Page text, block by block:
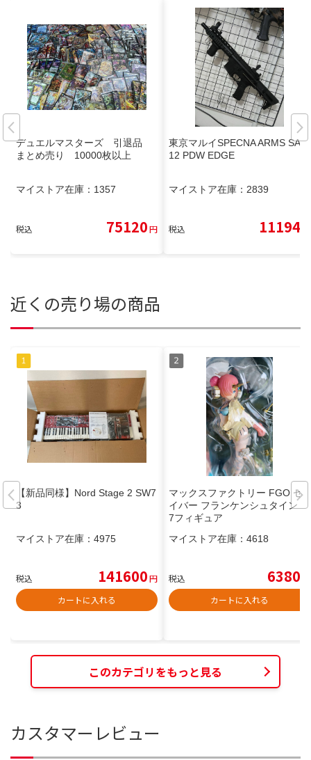
デュエルマスターズ 引退品
まとめ売り 10000枚以上
マイストア在庫： 1357
税込 75120円
東京マルイSPECNA ARMS SA-E
12 PDW EDGE
マイストア在庫： 2839
税込 11194
近くの売り場の商品
【新品同様】Nord Stage 2 SW7
3
マイストア在庫： 4975
税込 141600円
カートに入れる
マックスファクトリー FGO セ
イバー フランケンシュタイン 1/
7フィギュア
マイストア在庫： 4618
税込 6380
カートに入れる
このカテゴリをもっと見る
カスタマーレビュー